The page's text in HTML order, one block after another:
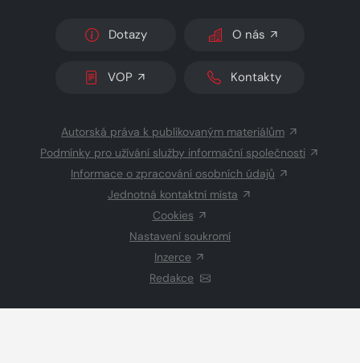
Dotazy O nás
VOP Kontakty
Autorská práva k publikovaným materiálům
Podmínky pro užívání služby informační společnosti
Informace o zpracování osobních údajů
Jednotná kontaktní místa
Cookies
Nastavení soukromí
Inzerce
Redakce